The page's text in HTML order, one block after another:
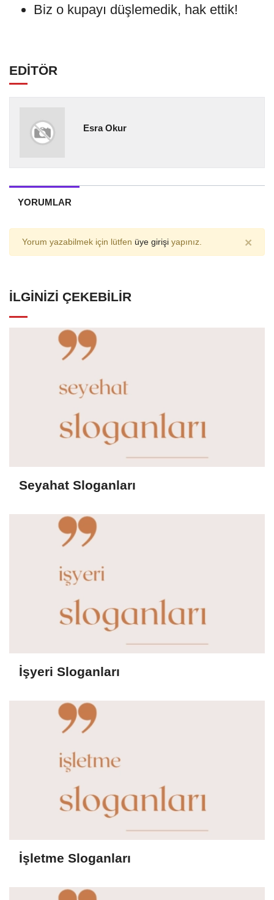
Biz o kupayı düşlemedik, hak ettik!
EDİTÖR
Esra Okur
YORUMLAR
Yorum yazabilmek için lütfen üye girişi yapınız. ×
İLGINIZI ÇEKEBILIR
Seyahat Sloganları
İşyeri Sloganları
İşletme Sloganları